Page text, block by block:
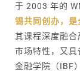
于 2003 年的
锡共同创办，
其课程深度融合
市场特性，又
金融学院（IBF